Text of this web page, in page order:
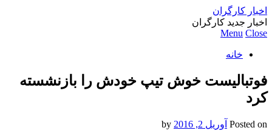
اخبار کارگران
اخبار جدید کارگران
Menu Close
خانه
فوتبالیست خوش تیپ خودش را بازنشسته
کرد
Posted on آوریل 2, 2016